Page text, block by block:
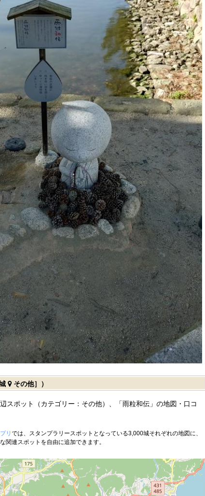
その他］）
スポット（カテゴリー：その他）、「雨粒和伝」の地図・口コ
リ では、スタンプラリースポットとなっている3,000城それぞれの地図に、
関連スポットを自由に追加できます。